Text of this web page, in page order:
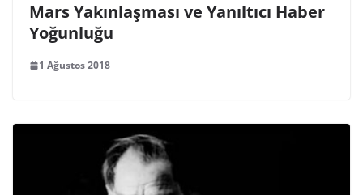
Mars Yakınlaşması ve Yanıltıcı Haber
Yoğunluğu
1 Ağustos 2018